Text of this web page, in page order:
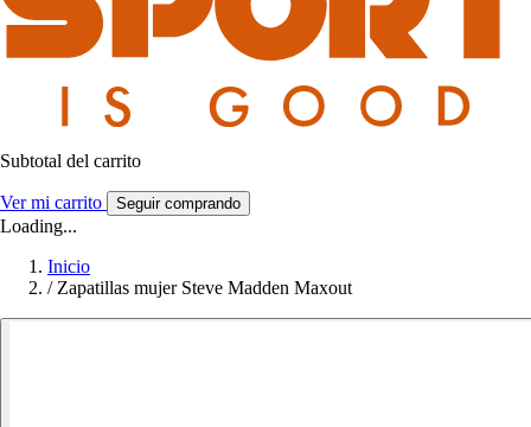
Subtotal del carrito
Ver mi carrito Seguir comprando
Loading...
Inicio
/ Zapatillas mujer Steve Madden Maxout